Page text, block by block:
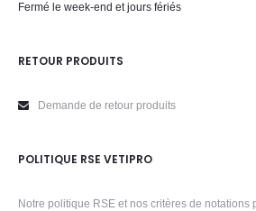
Fermé le week-end et jours fériés
RETOUR PRODUITS
Demande de retour produits
POLITIQUE RSE VETIPRO
Notre politique RSE et nos critères de